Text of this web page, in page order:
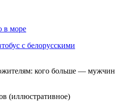
в море
с белорусскими
(иллюстративное)